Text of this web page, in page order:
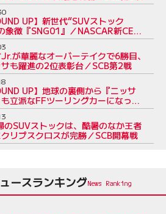
UP】新世代“SUVストック
象徴『SNG01』／NASCAR新CEO
が華麗なオーバーテイクで6勝目、
も躍進の2位表彰台／SCB第2戦
UP】地球の裏側から『ニッサ
立派なFFツーリングカーになって
のSUVストックは、酷暑のなか王者
リプスクロスが完勝／SCB開幕戦
ースランキング